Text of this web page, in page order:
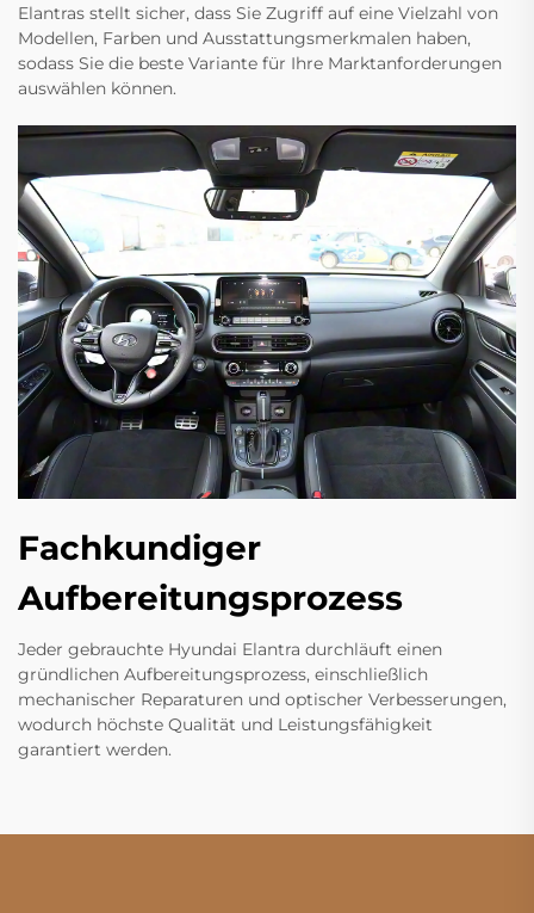
Elantras stellt sicher, dass Sie Zugriff auf eine Vielzahl von
Modellen, Farben und Ausstattungsmerkmalen haben,
sodass Sie die beste Variante für Ihre Marktanforderungen
auswählen können.
Fachkundiger
Aufbereitungsprozess
Jeder gebrauchte Hyundai Elantra durchläuft einen
gründlichen Aufbereitungsprozess, einschließlich
mechanischer Reparaturen und optischer Verbesserungen,
wodurch höchste Qualität und Leistungsfähigkeit
garantiert werden.